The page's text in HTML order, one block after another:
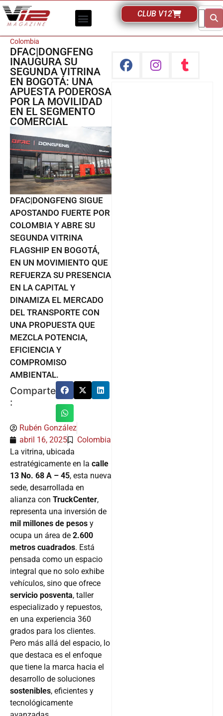
CLUB V12
Colombia
DFAC|DONGFENG
INAUGURA SU
SEGUNDA VITRINA
EN BOGOTÁ: UNA
APUESTA PODEROSA
POR LA MOVILIDAD
EN EL SEGMENTO
COMERCIAL
DFAC|DONGFENG SIGUE
APOSTANDO FUERTE POR
COLOMBIA Y ABRE SU
SEGUNDA VITRINA
FLAGSHIP EN BOGOTÁ,
EN UN MOVIMIENTO QUE
REFUERZA SU PRESENCIA
EN LA CAPITAL Y
DINAMIZA EL MERCADO
DEL TRANSPORTE CON
UNA PROPUESTA QUE
MEZCLA POTENCIA,
EFICIENCIA Y
COMPROMISO
AMBIENTAL.
Comparte
:
Rubén González
abril 16, 2025
Colombia
La vitrina, ubicada
estratégicamente en la calle
13 No. 68 A – 45, esta nueva
sede, desarrollada en
alianza con TruckCenter,
representa una inversión de
mil millones de pesos y
ocupa un área de 2.600
metros cuadrados. Está
pensada como un espacio
integral que no solo exhibe
vehículos, sino que ofrece
servicio posventa, taller
especializado y repuestos,
en una experiencia 360
grados para los clientes.
Pero más allá del espacio, lo
que destaca es el enfoque
que tiene la marca hacia el
desarrollo de soluciones
sostenibles, eficientes y
tecnológicamente